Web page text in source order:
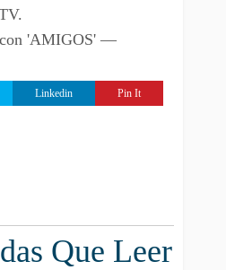
'AMIGOS' —
Linkedin Pin It
Que Leer